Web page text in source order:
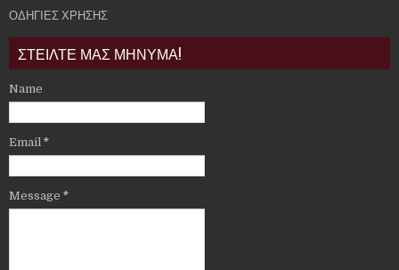
ΟΔΗΓΙΕΣ ΧΡΗΣΗΣ
ΣΤΕΙΛΤΕ ΜΑΣ ΜΗΝΥΜΑ!
Name
Email *
Message *